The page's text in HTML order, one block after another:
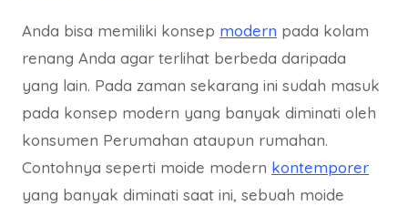
Anda bisa memiliki konsep modern pada kolam
renang Anda agar terlihat berbeda daripada
yang lain. Pada zaman sekarang ini sudah masuk
pada konsep modern yang banyak diminati oleh
konsumen Perumahan ataupun rumahan.
Contohnya seperti moide modern kontemporer
yang banyak diminati saat ini, sebuah moide